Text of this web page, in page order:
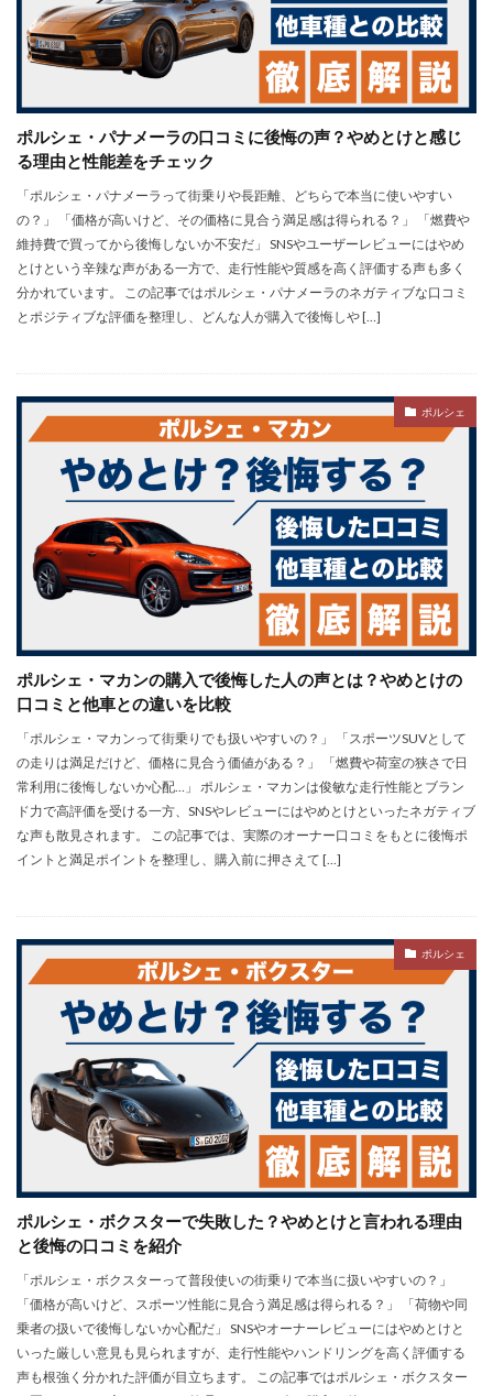
ポルシェ・パナメーラの口コミに後悔の声？やめとけと感じ
る理由と性能差をチェック
「ポルシェ・パナメーラって街乗りや長距離、どちらで本当に使いやすい
の？」 「価格が高いけど、その価格に見合う満足感は得られる？」 「燃費や
維持費で買ってから後悔しないか不安だ」 SNSやユーザーレビューにはやめ
とけという辛辣な声がある一方で、走行性能や質感を高く評価する声も多く
分かれています。 この記事ではポルシェ・パナメーラのネガティブな口コミ
とポジティブな評価を整理し、どんな人が購入で後悔しや […]
ポルシェ
ポルシェ・マカンの購入で後悔した人の声とは？やめとけの
口コミと他車との違いを比較
「ポルシェ・マカンって街乗りでも扱いやすいの？」 「スポーツSUVとして
の走りは満足だけど、価格に見合う価値がある？」 「燃費や荷室の狭さで日
常利用に後悔しないか心配…」 ポルシェ・マカンは俊敏な走行性能とブラン
ド力で高評価を受ける一方、SNSやレビューにはやめとけといったネガティブ
な声も散見されます。 この記事では、実際のオーナー口コミをもとに後悔ポ
イントと満足ポイントを整理し、購入前に押さえて […]
ポルシェ
ポルシェ・ボクスターで失敗した？やめとけと言われる理由
と後悔の口コミを紹介
「ポルシェ・ボクスターって普段使いの街乗りで本当に扱いやすいの？」
「価格が高いけど、スポーツ性能に見合う満足感は得られる？」 「荷物や同
乗者の扱いで後悔しないか心配だ」 SNSやオーナーレビューにはやめとけと
いった厳しい意見も見られますが、走行性能やハンドリングを高く評価する
声も根強く分かれた評価が目立ちます。 この記事ではポルシェ・ボクスター